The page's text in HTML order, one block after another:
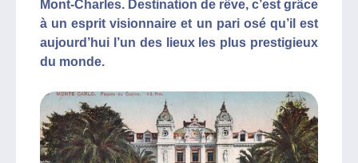
Mont-Charles. Destination de rêve, c’est grâce
à un esprit visionnaire et un pari osé qu’il est
aujourd’hui l’un des lieux les plus prestigieux
du monde.